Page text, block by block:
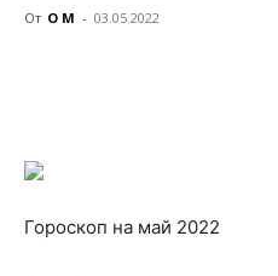
От О М - 03.05.2022
Гороскоп на май 2022